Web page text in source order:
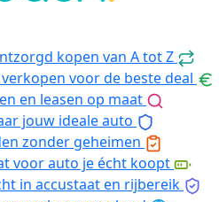
kopen van A tot Z
voor de beste deal
en leasen op maat
jouw ideale auto
zonder geheimen
voor auto je écht koopt
in accustaat en rijbereik